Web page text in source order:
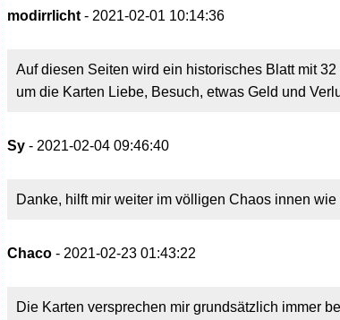
modirrlicht - 2021-02-01 10:14:36
Auf diesen Seiten wird ein historisches Blatt mit
um die Karten Liebe, Besuch, etwas Geld und
Sy - 2021-02-04 09:46:40
Danke, hilft mir weiter im völligen Chaos innen wie
Chaco - 2021-02-23 01:43:22
Die Karten versprechen mir grundsätzlich immer